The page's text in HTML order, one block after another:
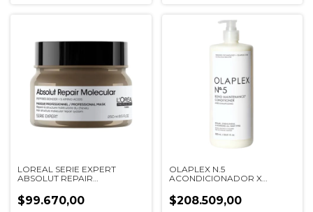
LOREAL SERIE EXPERT
ABSOLUT REPAIR
250ML
$99.670,00
OLAPLEX N.5
ACONDICIONADOR X
$208.509,00